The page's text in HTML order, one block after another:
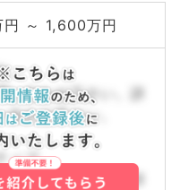
～ 1,600万円
い合わせ下さい。詳
合わせ下さい。
ィブ
い合わせ下さい。詳